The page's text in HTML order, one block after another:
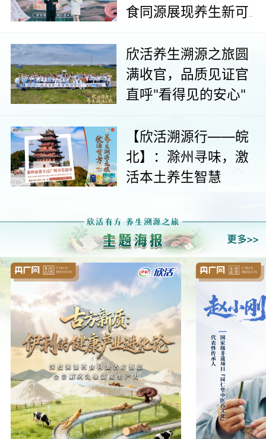
食同源展现养生新可
欣活养生溯源之旅圆
满收官，品质见证官
直呼"看得见的安心"
【欣活溯源行——皖
北】：滁州寻味，激
活本土养生智慧